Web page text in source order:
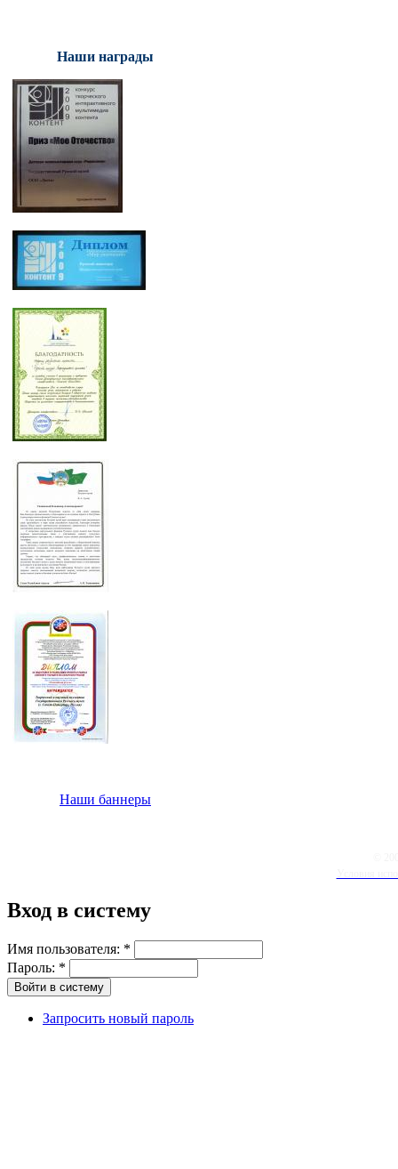
Наши награды
Наши баннеры
Вход в систему
Имя пользователя: *
Пароль: *
Запросить новый пароль